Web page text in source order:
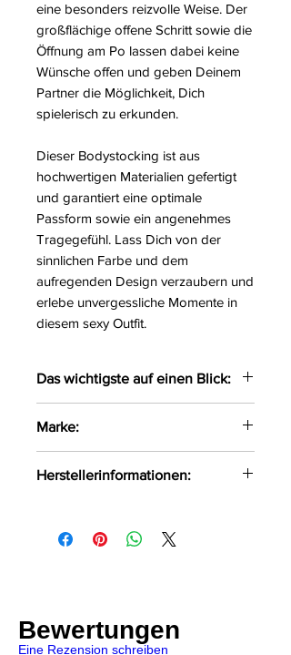
eine besonders reizvolle Weise. Der
großflächige offene Schritt sowie die
Öffnung am Po lassen dabei keine
Wünsche offen und geben Deinem
Partner die Möglichkeit, Dich
spielerisch zu erkunden.
Dieser Bodystocking ist aus
hochwertigen Materialien gefertigt
und garantiert eine optimale
Passform sowie ein angenehmes
Tragegefühl. Lass Dich von der
sinnlichen Farbe und dem
aufregenden Design verzaubern und
erlebe unvergessliche Momente in
diesem sexy Outfit.
Das wichtigste auf einen Blick:
sowie Strapsoptik
Im Schritt offen
Größe:S/L
20%Elasthan
Marke:
Herstellerinformationen:
Siemońska 11 Będzin, Polen, 42-
Bewertungen
Eine Rezension schreiben